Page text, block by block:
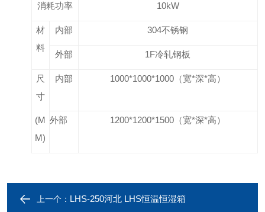
消耗功率 10kW
材
料
内部 304不锈钢
外部 1F冷轧钢板
尺
寸
(M
M)
内部 1000*1000*1000（宽*深*高）
外部 1200*1200*1500（宽*深*高）
上一个： LHS-250河北 LHS恒温恒湿箱